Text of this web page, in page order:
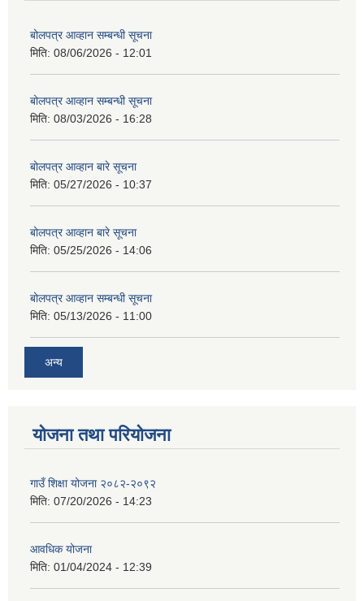
बोलपत्र आव्हान सम्बन्धी सूचना
मिति: 08/06/2026 - 12:01
बोलपत्र आव्हान सम्बन्धी सूचना
मिति: 08/03/2026 - 16:28
बोलपत्र आव्हान बारे सूचना
मिति: 05/27/2026 - 10:37
बोलपत्र आव्हान बारे सूचना
मिति: 05/25/2026 - 14:06
बोलपत्र आव्हान सम्बन्धी सूचना
मिति: 05/13/2026 - 11:00
अन्य
योजना तथा परियोजना
गाउँ शिक्षा योजना २०८२-२०९२
मिति: 07/20/2026 - 14:23
आवधिक योजना
मिति: 01/04/2024 - 12:39